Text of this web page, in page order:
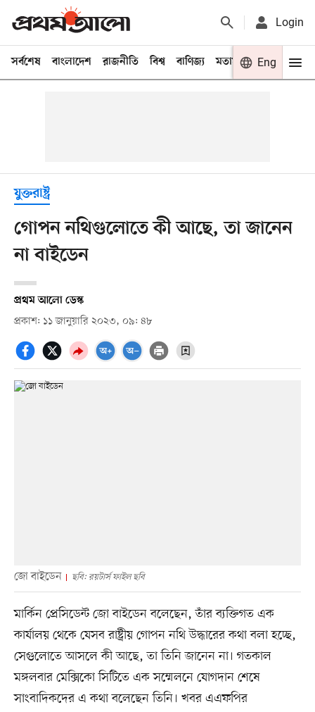
Login
সর্বশেষ বাংলাদেশ রাজনীতি বিশ্ব বাণিজ্য মতামত খেলা
Eng
যুক্তরাষ্ট্র
গোপন নথিগুলোতে কী আছে, তা জানেন
না বাইডেন
প্রথম আলো ডেস্ক
প্রকাশ: ১১ জানুয়ারি ২০২৩, ০৯: ৪৮
জো বাইডেন ছবি: রয়টার্স ফাইল ছবি
মার্কিন প্রেসিডেন্ট জো বাইডেন বলেছেন, তাঁর ব্যক্তিগত এক
কার্যালয় থেকে যেসব রাষ্ট্রীয় গোপন নথি উদ্ধারের কথা বলা হচ্ছে,
সেগুলোতে আসলে কী আছে, তা তিনি জানেন না। গতকাল
মঙ্গলবার মেক্সিকো সিটিতে এক সম্মেলনে যোগদান শেষে
সাংবাদিকদের এ কথা বলেছেন তিনি। খবর এএফপির